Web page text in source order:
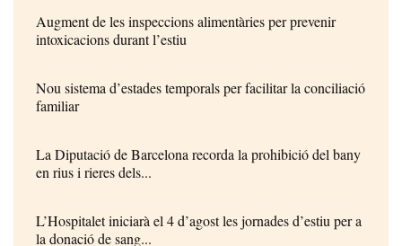
Augment de les inspeccions alimentàries per prevenir
intoxicacions durant l’estiu
Nou sistema d’estades temporals per facilitar la conciliació
familiar
La Diputació de Barcelona recorda la prohibició del bany
en rius i rieres dels...
L’Hospitalet iniciarà el 4 d’agost les jornades d’estiu per a
la donació de sang...